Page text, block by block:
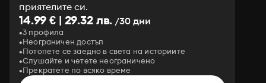
приятелите си.
14.99 € | 29.32 лв. /30 дни
3 профила
Неограничен достъп
Потопете се заедно в света на историите
Слушайте и четете неограничено
Прекратете по всяко време